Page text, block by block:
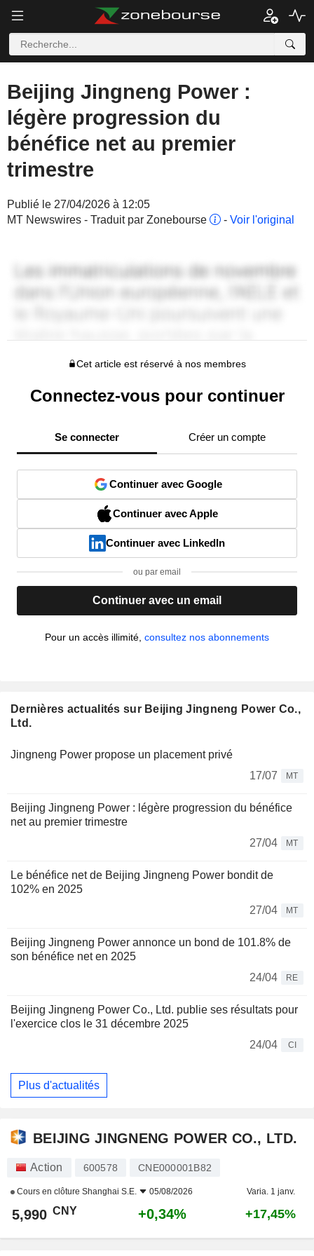
Beijing Jingneng Power :
légère progression du
bénéfice net au premier
trimestre
Publié le 27/04/2026 à 12:05
MT Newswires - Traduit par Zonebourse
- Voir l'original
Cet article est réservé à nos membres
Connectez-vous pour continuer
Se connecter Créer un compte
Continuer avec Google
Continuer avec Apple
Continuer avec LinkedIn
ou par email
Continuer avec un email
Pour un accès illimité, consultez nos abonnements
Dernières actualités sur Beijing Jingneng Power Co.,
Ltd.
Jingneng Power propose un placement privé
17/07
MT
Beijing Jingneng Power : légère progression du bénéfice
net au premier trimestre
27/04
MT
Le bénéfice net de Beijing Jingneng Power bondit de
102% en 2025
27/04
MT
Beijing Jingneng Power annonce un bond de 101.8% de
son bénéfice net en 2025
24/04
RE
Beijing Jingneng Power Co., Ltd. publie ses résultats pour
l'exercice clos le 31 décembre 2025
24/04
CI
Plus d'actualités
BEIJING JINGNENG POWER CO., LTD.
Action 600578 CNE000001B82
Cours en clôture Shanghai S.E. 05/08/2026 Varia. 1 janv.
5,990 CNY +0,34% +17,45%